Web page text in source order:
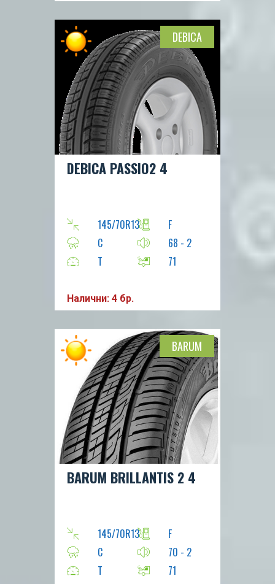
DEBICA PASSIO2 4
145/70R13
F
C
68 - 2
T
71
Налични: 4 бр.
DEBICA
BARUM BRILLANTIS 2 4
145/70R13
F
C
70 - 2
T
71
BARUM